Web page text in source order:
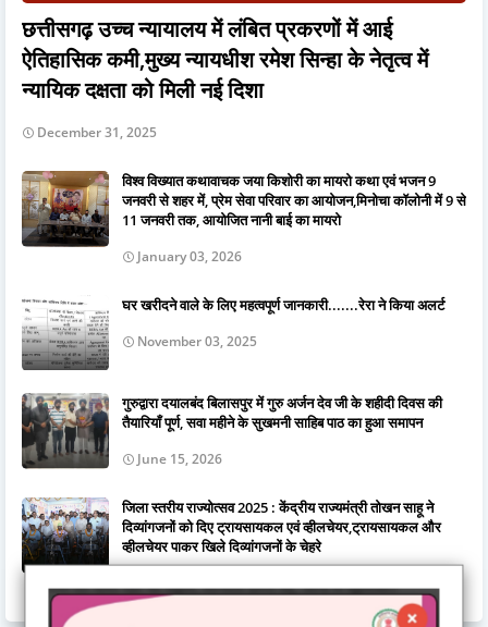
छत्तीसगढ़ उच्च न्यायालय में लंबित प्रकरणों में आई
ऐतिहासिक कमी,मुख्य न्यायधीश रमेश सिन्हा के नेतृत्व में
न्यायिक दक्षता को मिली नई दिशा
December 31, 2025
विश्व विख्यात कथावाचक जया किशोरी का मायरो कथा एवं भजन 9
जनवरी से शहर में, प्रेम सेवा परिवार का आयोजन,मिनोचा कॉलोनी में 9 से
11 जनवरी तक, आयोजित नानी बाई का मायरो
January 03, 2026
घर खरीदने वाले के लिए महत्वपूर्ण जानकारी.......रेरा ने किया अलर्ट
November 03, 2025
गुरुद्वारा दयालबंद बिलासपुर में गुरु अर्जन देव जी के शहीदी दिवस की
तैयारियाँ पूर्ण, सवा महीने के सुखमनी साहिब पाठ का हुआ समापन
June 15, 2026
जिला स्तरीय राज्योत्सव 2025 : केंद्रीय राज्यमंत्री तोखन साहू ने
दिव्यांगजनों को दिए ट्रायसायकल एवं व्हीलचेयर,ट्रायसायकल और
व्हीलचेयर पाकर खिले दिव्यांगजनों के चेहरे